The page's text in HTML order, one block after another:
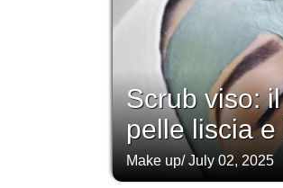
Scrub viso:
pelle liscia
Make up/July 02, 2025